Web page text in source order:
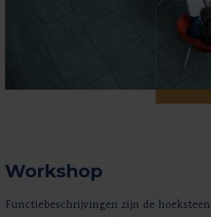
Workshop
Functiebeschrijvingen zijn de